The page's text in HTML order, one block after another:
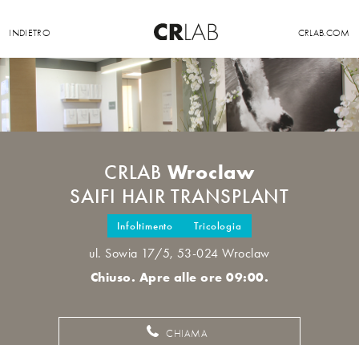
INDIETRO CRLAB.COM
CRLAB Wroclaw
SAIFI HAIR TRANSPLANT
Infoltimento Tricologia
ul. Sowia 17/5, 53-024 Wroclaw
Chiuso. Apre alle ore 09:00.
CHIAMA